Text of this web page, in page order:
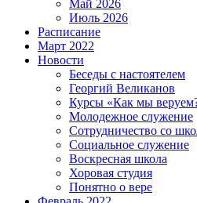
Май 2026
Июль 2026
Расписание
Март 2022
Новости
Беседы с настоятелем
Георгий Великанов
Курсы «Как мы
Молодежное служение
Сотрудничество со
Социальное служение
Воскресная школа
Хоровая студия
Понятно о вере